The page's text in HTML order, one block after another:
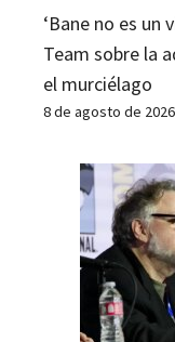
‘Bane no es un
Team sobre la
el murciélago
8 de agosto de 2026